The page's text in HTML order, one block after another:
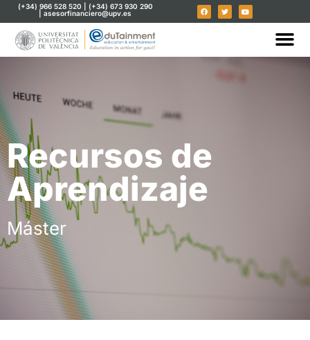
(+34) 966 528 520 | (+34) 673 930 290
| asesorfinanciero@upv.es
Recursos de
Aprendizaje
Máster